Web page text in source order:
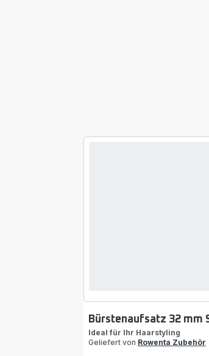
Bürstenaufsatz 32 mm
Ideal für Ihr Haarstyling
Geliefert von Rowenta Zubehör